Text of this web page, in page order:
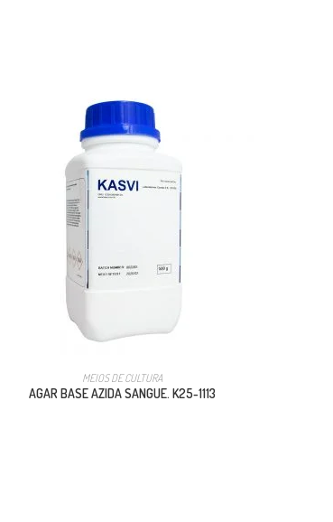
MEIOS DE CULTURA
AGAR BASE AZIDA SANGUE. K25-1113